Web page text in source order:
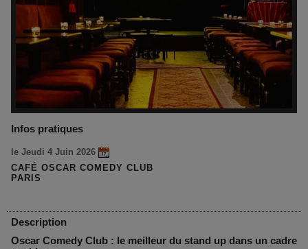
Infos pratiques
le Jeudi 4 Juin 2026
CAFÉ OSCAR COMEDY CLUB
PARIS
Description
Oscar Comedy Club : le meilleur du stand up dans un cadre